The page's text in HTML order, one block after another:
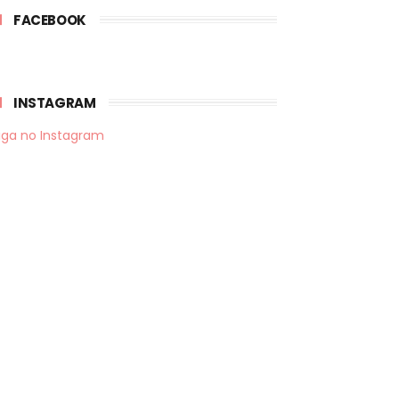
FACEBOOK
INSTAGRAM
no Instagram